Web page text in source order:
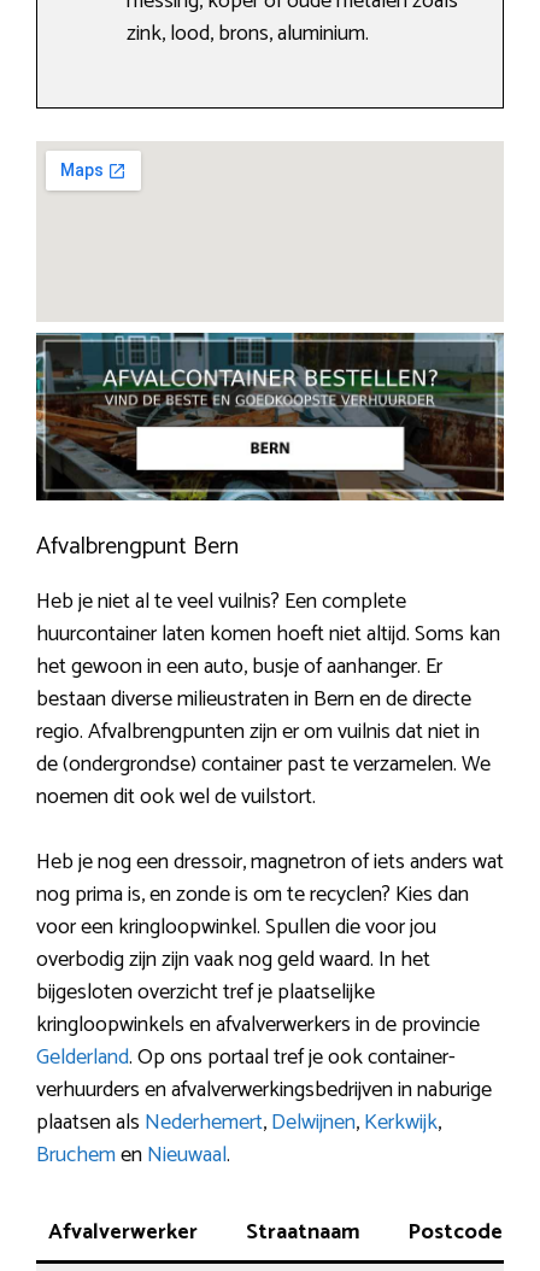
zink, lood, brons, aluminium.
Afvalbrengpunt Bern
Heb je niet al te veel vuilnis? Een complete
huurcontainer laten komen hoeft niet altijd. Soms kan
het gewoon in een auto, busje of aanhanger. Er
bestaan diverse milieustraten in Bern en de directe
regio. Afvalbrengpunten zijn er om vuilnis dat niet in
de (ondergrondse) container past te verzamelen. We
noemen dit ook wel de vuilstort.
Heb je nog een dressoir, magnetron of iets anders wat
nog prima is, en zonde is om te recyclen? Kies dan
voor een kringloopwinkel. Spullen die voor jou
overbodig zijn zijn vaak nog geld waard. In het
bijgesloten overzicht tref je plaatselijke
kringloopwinkels en afvalverwerkers in de provincie
Gelderland. Op ons portaal tref je ook container-
verhuurders en afvalverwerkingsbedrijven in naburige
plaatsen als Nederhemert,Delwijnen,Kerkwijk,
BruchemenNieuwaal.
Afvalverwerker Straatnaam Postcode